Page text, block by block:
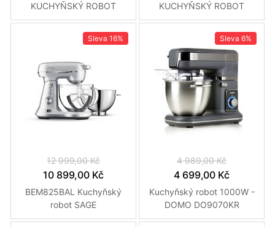
KUCHYŇSKÝ ROBOT
KENWOOD
KUCHYŇSKÝ ROBOT
KENWOOD
Sleva 16%
12 999,00 Kč
10 899,00 Kč
BEM825BAL Kuchyňský
robot SAGE
Sleva 6%
4 989,00 Kč
4 699,00 Kč
Kuchyňský robot 1000W -
DOMO DO9070KR